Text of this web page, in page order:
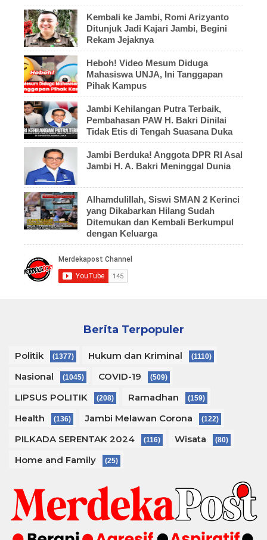
Kembali ke Jambi, Romi Arizyanto
Ditunjuk Jadi Kajari Jambi, Begini
Rekam Jejaknya
Heboh! Video Mesum Diduga
Mahasiswa UNJA, Ini Tanggapan
Pihak Kampus
Jambi Kehilangan Putra Terbaik,
Pembahasan PAW H. Bakri Dinilai
Tidak Etis di Tengah Suasana Duka
Jambi Berduka! Anggota DPR RI Asal
Jambi H. A. Bakri Meninggal Dunia
Alhamdulillah, Siswi SMAN 2 Kerinci
yang Dikabarkan Hilang Sudah
Ditemukan dan Kembali Berkumpul
dengan Keluarga
Berita Terpopuler
Politik (1377) Hukum dan Kriminal (1110)
Nasional (1045) COVID-19 (509)
LIPSUS POLITIK (208) Ramadhan (159)
Health (136) Jambi Melawan Corona (122)
PILKADA SERENTAK 2024 (116) Wisata (80)
Home and Family (25)